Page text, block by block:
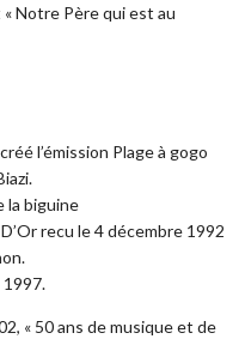
Notre Père qui est au
l’émission Plage à gogo
la biguine
recu le 4 décembre 1992
1997.
« 50 ans de musique et de